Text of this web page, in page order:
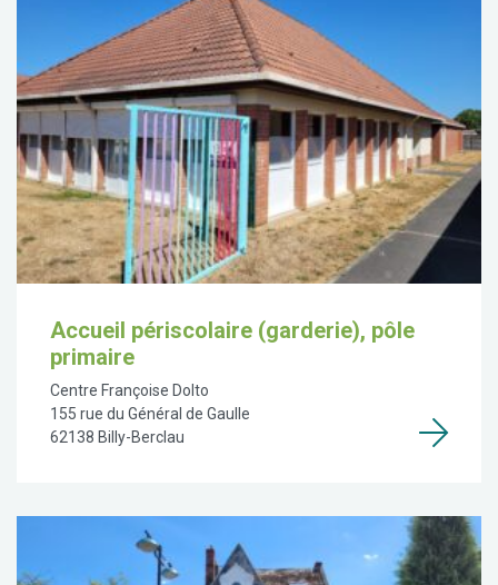
Accueil périscolaire (garderie), pôle
primaire
Centre Françoise Dolto
155 rue du Général de Gaulle
62138 Billy-Berclau